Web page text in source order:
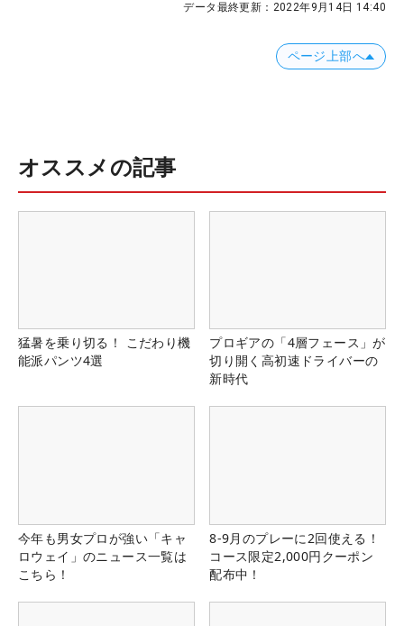
データ最終更新： 2022年9月14日 14:40
ページ上部へ
オススメの記事
猛暑を乗り切る！ こだわり機
能派パンツ4選
プロギアの「4層フェース」が
切り開く高初速ドライバーの
新時代
今年も男女プロが強い「キャ
ロウェイ」のニュース一覧は
こちら！
8-9月のプレーに2回使える！
コース限定2,000円クーポン
配布中！